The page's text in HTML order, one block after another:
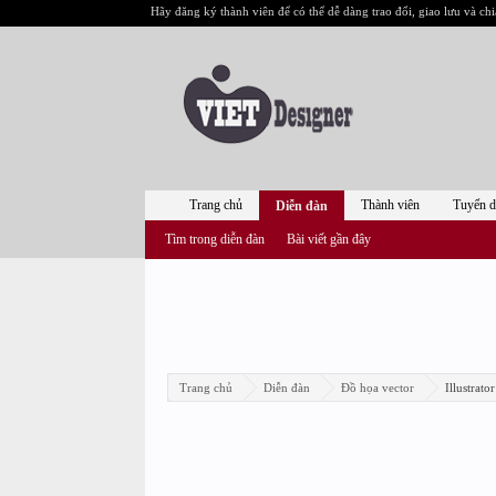
Hãy đăng ký thành viên để có thể dễ dàng trao đổi, giao lưu và
Trang chủ Diễn đàn Đồ họa vector Illustrator
Trang chủ Diễn đàn
Tìm trong diễn đàn Bài viết gần đây
Thành viên Tuyển